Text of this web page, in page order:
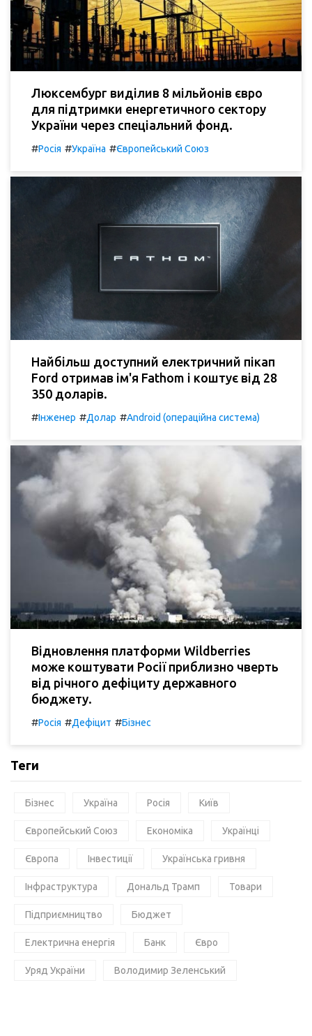
Люксембург виділив 8 мільйонів євро
для підтримки енергетичного сектору
України через спеціальний фонд.
#Росія #Україна #Європейський Союз
Найбільш доступний електричний пікап
Ford отримав ім'я Fathom і коштує від 28
350 доларів.
#Інженер #Долар #Android (операційна система)
Відновлення платформи Wildberries
може коштувати Росії приблизно чверть
від річного дефіциту державного
бюджету.
#Росія #Дефіцит #Бізнес
Теги
Бізнес Україна Росія Київ
Європейський Союз Економіка Українці
Європа Інвестиції Українська гривня
Інфраструктура Дональд Трамп Товари
Підприємництво Бюджет
Електрична енергія Банк Євро
Уряд України Володимир Зеленський